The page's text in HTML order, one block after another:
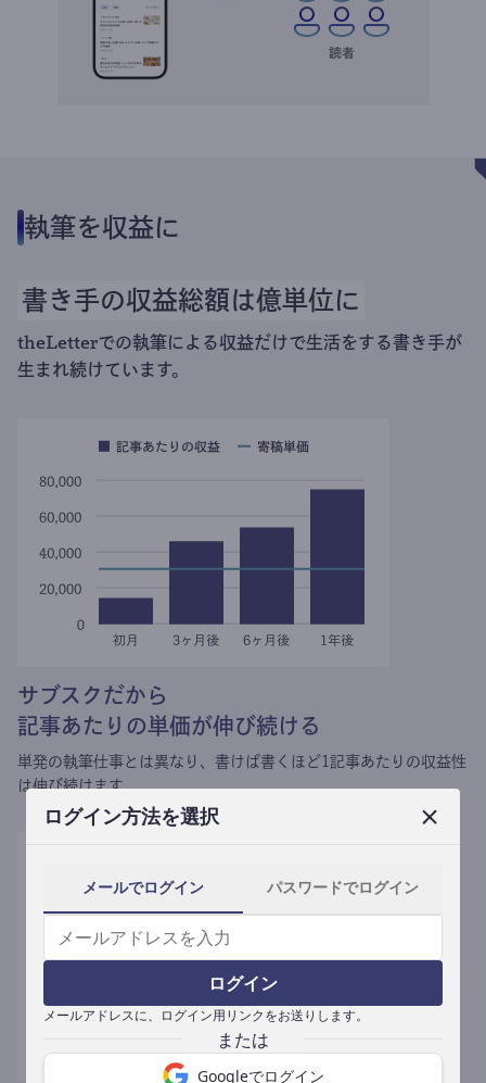
ログイン方法を選択
メールでログイン パスワードでログイン
ログイン
メールアドレスに、ログイン用リンクをお送りします。
Googleでログイン
執筆を収益に
書き手の収益総額は億単位に
theLetterでの執筆による収益だけで生活をする書き手が
生まれ続けています。
サブスクだから
記事あたりの単価が伸び続ける
単発の執筆仕事とは異なり、 書けば書くほど1記事あたりの収益性
は伸び続けます。